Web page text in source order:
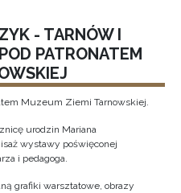
- TARNÓW I
PATRONATEM
Muzeum Ziemi Tarnowskiej.
urodzin Mariana
wystawy poświęconej
i pedagoga.
grafiki warsztatowe, obrazy